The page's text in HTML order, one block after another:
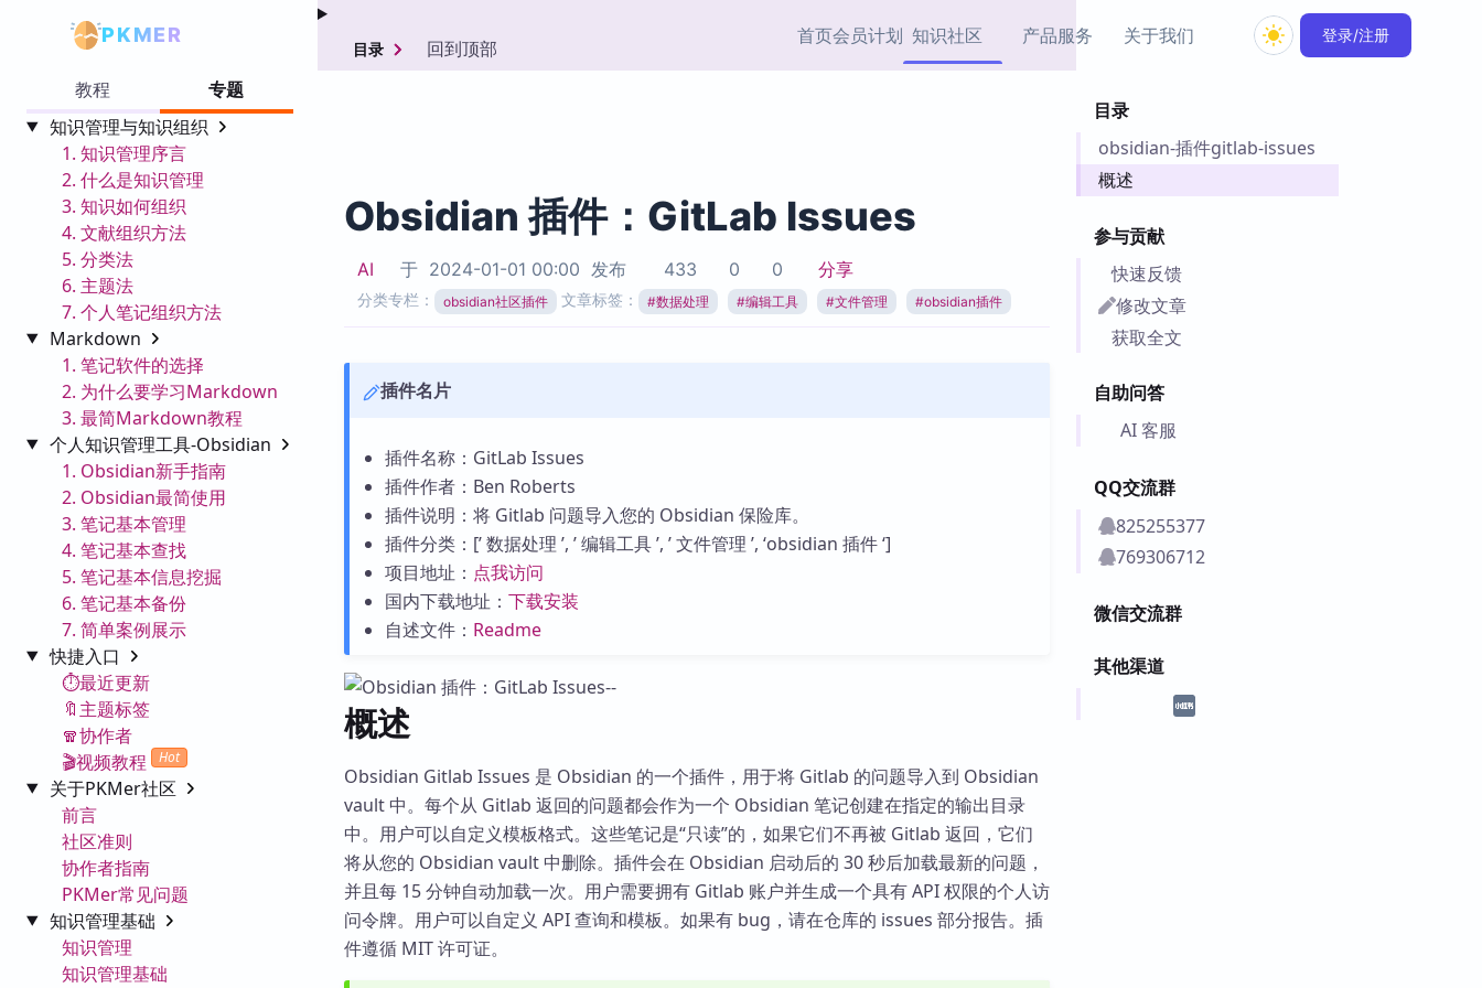
PKMER 首页会员计划 知识社区
协作者
热门链接 Top5
产品服务
加速访问 Obsidian 官方
市场
Obsidian 思维导图插件
插件
Zettelkasten 实践示例
Obsidian 教程
关于我们 登录/注册
教程
专题
知识管理与知识组织
1. 知识管理序言
2. 什么是知识管理
3. 知识如何组织
4. 文献组织方法
5. 分类法
6. 主题法
7. 个人笔记组织方法
Markdown
1. 笔记软件的选择
2. 为什么要学习Markdown
3. 最简Markdown教程
个人知识管理工具-Obsidian
1. Obsidian新手指南
2. Obsidian最简使用
3. 笔记基本管理
4. 笔记基本查找
5. 笔记基本信息挖掘
6. 笔记基本备份
7. 简单案例展示
快捷入口
⏱️最近更新
🔖主题标签
🧣协作者
🎬视频教程
Hot
关于PKMer社区
前言
社区准则
协作者指南
PKMer常见问题
知识管理基础
知识管理
知识管理基础
目录
obsidian-插件gitlab-issues
概述
参与贡献
快速反馈
修改文章
获取全文
自助问答
AI 客服
QQ交流群
825255377
769306712
微信交流群
其他渠道
目录 回到顶部
Obsidian 插件：GitLab Issues
AI 于 2024-01-01 00:00 发布 433 0 0 分享
分类专栏： obsidian社区插件 文章标签： #数据处理 #编辑工具 #文件管理 #obsidian插件
插件名片
插件名称：GitLab Issues
插件作者：Ben Roberts
插件说明：将 Gitlab 问题导入您的 Obsidian 保险库。
插件分类：[’ 数据处理 ’, ’ 编辑工具 ’, ’ 文件管理 ’, ‘obsidian 插件 ‘]
项目地址： 点我访问
国内下载地址： 下载安装
自述文件： Readme
概述
Obsidian Gitlab Issues 是 Obsidian 的一个插件，用于将 Gitlab 的问题导入到 Obsidian
vault 中。每个从 Gitlab 返回的问题都会作为一个 Obsidian 笔记创建在指定的输出目录
中。用户可以自定义模板格式。这些笔记是“只读”的，如果它们不再被 Gitlab 返回，它们
将从您的 Obsidian vault 中删除。插件会在 Obsidian 启动后的 30 秒后加载最新的问题，
并且每 15 分钟自动加载一次。用户需要拥有 Gitlab 账户并生成一个具有 API 权限的个人访
问令牌。用户可以自定义 API 查询和模板。如果有 bug，请在仓库的 issues 部分报告。插
件遵循 MIT 许可证。